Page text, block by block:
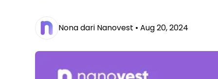
Nona dari Nanovest • Aug 20, 2024